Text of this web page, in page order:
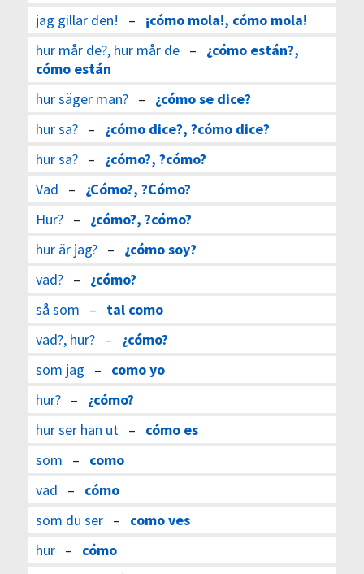
jag gillar den! – ¡cómo mola!, cómo mola!
hur mår de?, hur mår de– ¿cómo están?,
cómo están
hur säger man?– ¿cómo se dice?
hur sa?– ¿cómo dice?, ?cómo dice?
hur sa?– ¿cómo?, ?cómo?
Vad – ¿Cómo?, ?Cómo?
Hur?– ¿cómo?, ?cómo?
hur är jag?– ¿cómo soy?
vad?– ¿cómo?
så som – tal como
vad?, hur?– ¿cómo?
som jag – como yo
hur?– ¿cómo?
hur ser han ut – cómo es
som – como
vad – cómo
som du ser– como ves
hur– cómo